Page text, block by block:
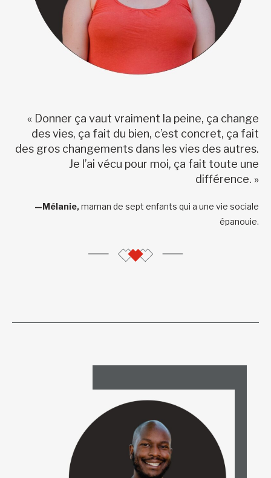
« Donner ça vaut vraiment la peine, ça change
des vies, ça fait du bien, c’est concret, ça fait
des gros changements dans les vies des autres.
Je l’ai vécu pour moi, ça fait toute une
différence. »
—Mélanie,maman de sept enfants qui a une vie sociale
épanouie.